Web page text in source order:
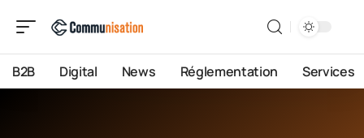
B2B Digital News Réglementation Services